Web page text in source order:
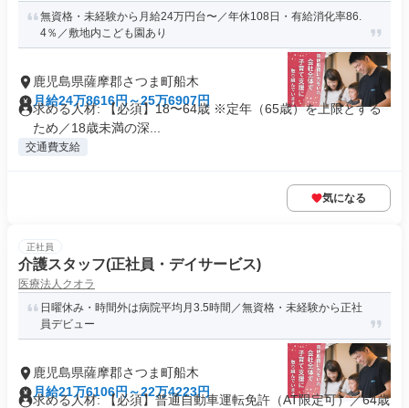
無資格・未経験から月給24万円台〜／年休108日・有給消化率86.
4％／敷地内こども園あり
鹿児島県薩摩郡さつま町船木
月給24万8616円～25万6907円
求める人材: 【必須】18〜64歳 ※定年（65歳）を上限とする
ため／18歳未満の深...
交通費支給
気になる
正社員
介護スタッフ(正社員・デイサービス)
医療法人クオラ
日曜休み・時間外は病院平均月3.5時間／無資格・未経験から正社
員デビュー
鹿児島県薩摩郡さつま町船木
月給21万6106円～22万4223円
求める人材: 【必須】普通自動車運転免許（AT限定可）／64歳